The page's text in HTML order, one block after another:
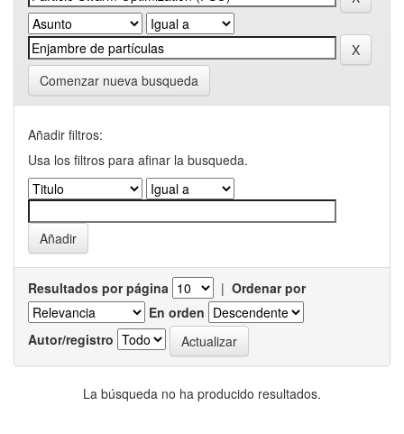
Comenzar nueva busqueda
Añadir filtros:
Usa los filtros para afinar la busqueda.
Resultados por página | Ordenar por
En orden
Autor/registro
La búsqueda no ha producido resultados.